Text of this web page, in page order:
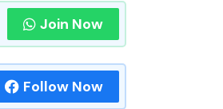
Join Now
Follow Now